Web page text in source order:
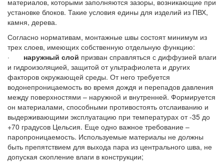
материалов, которыми заполняются зазоры, возникающие при
установке блоков. Такие условия едины для изделий из ПВХ,
камня, дерева.
Согласно нормативам, монтажные швы состоят минимум из
трех слоев, имеющих собственную отдельную функцию:
· наружный слой призван справляться с диффузией влаги
и гидроизоляцией, защитой от ультрафиолета и других
факторов окружающей среды. От него требуется
водонепроницаемость во время дождя и перепадов давления
между поверхностями – наружной и внутренней. Формируется
он материалами, способными противостоять отслаиванию и
выдерживающими эксплуатацию при температурах от -35 до
+70 градусов Цельсия. Еще одно важное требование –
паропроницаемость. Используемые материалы не должны
быть препятствием для выхода пара из центрального шва, не
допуская скопление влаги в конструкции;